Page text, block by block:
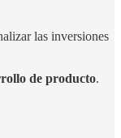
las inversiones
de producto.